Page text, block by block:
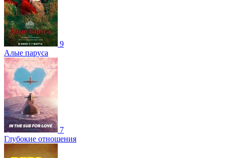
9
Алые паруса
7
Глубокие отношения